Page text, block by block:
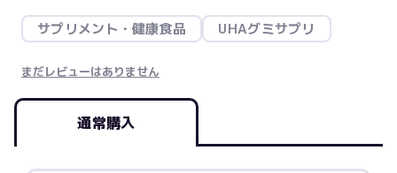
サプリメント・健康食品 UHAグミサプリ
まだレビューはありません
通常購入